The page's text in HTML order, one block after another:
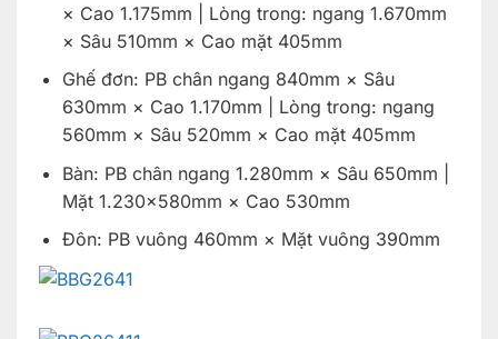
× Cao 1.175mm | Lòng trong: ngang 1.670mm
× Sâu 510mm × Cao mặt 405mm
Ghế đơn: PB chân ngang 840mm × Sâu
630mm × Cao 1.170mm | Lòng trong: ngang
560mm × Sâu 520mm × Cao mặt 405mm
Bàn: PB chân ngang 1.280mm × Sâu 650mm |
Mặt 1.230×580mm × Cao 530mm
Đôn: PB vuông 460mm × Mặt vuông 390mm